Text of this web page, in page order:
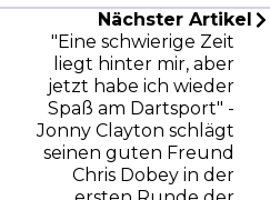
Nächster Artikel
"Eine schwierige Zeit
liegt hinter mir, aber
jetzt habe ich wieder
Spaß am Dartsport" -
Jonny Clayton schlägt
seinen guten Freund
Chris Dobey in der